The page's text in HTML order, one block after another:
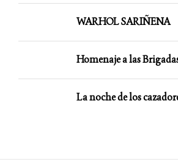
WARHOL SARIÑENA
Homenaje a las
La noche de los